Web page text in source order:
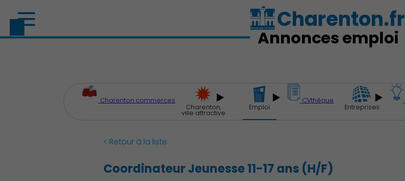
Charenton.fr
Annonces emploi
Charenton commerces
Charenton,
ville attractive
Emploi
CVthèque
Entreprises
< Retour à la liste
Coordinateur Jeunesse 11-17 ans (H/F)